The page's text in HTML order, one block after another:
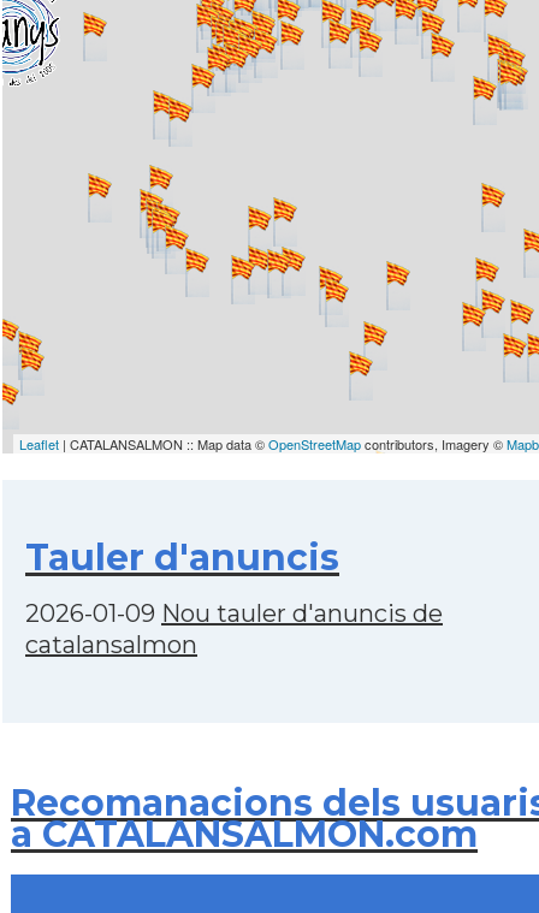
Leaflet | CATALANSALMON :: Map data ©OpenStreetMapcontributors, Imagery ©
Tauler d'anuncis
2026-01-09 Nou tauler d'anuncis de
catalansalmon
Recomanacions dels
a CATALANSALMON.com